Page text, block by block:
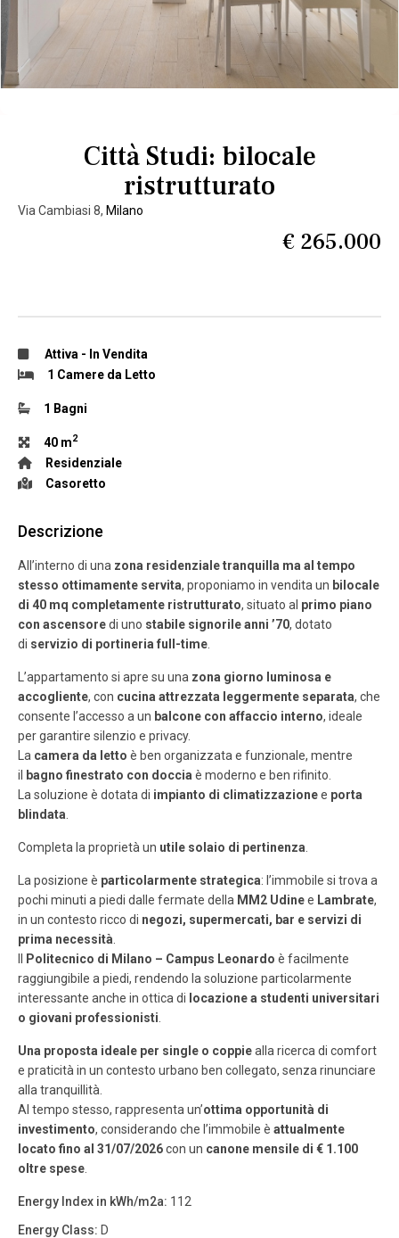
Città Studi: bilocale
ristrutturato
Via Cambiasi 8, Milano
€ 265.000
Attiva - In Vendita
1 Camere da Letto
1 Bagni
40 m2
Residenziale
Casoretto
Descrizione
All’interno di una zona residenziale tranquilla ma al tempo
stesso ottimamente servita, proponiamo in vendita un bilocale
di 40 mq completamente ristrutturato, situato al primo piano
con ascensoredi uno stabile signorile anni ’70, dotato
di servizio di portineria full-time
L’appartamento si apre su una zona giorno luminosa e
accogliente, con cucina attrezzata leggermente separata, che
consente l’accesso a un balcone con affaccio interno, ideale
per garantire silenzio e privacy.
La camera da letto è ben organizzata e funzionale, mentre
il bagno finestrato con doccia è moderno e ben rifinito.
La soluzione è dotata di impianto di climatizzazionee porta
blindata
Completa la proprietà un utile solaio di pertinenza
La posizione è particolarmente strategica: l’immobile si trova a
pochi minuti a piedi dalle fermate della MM2 Udinee Lambrate,
in un contesto ricco di negozi, supermercati, bar e servizi di
prima necessità
Il Politecnico di Milano – Campus Leonardo è facilmente
raggiungibile a piedi, rendendo la soluzione particolarmente
interessante anche in ottica di locazione a studenti universitari
o giovani professionisti
Una proposta ideale per single o coppiealla ricerca di comfort
e praticità in un contesto urbano ben collegato, senza rinunciare
alla tranquillità.
Al tempo stesso, rappresenta un’ottima opportunità di
investimento, considerando che l’immobile è attualmente
locato fino al 31/07/2026con un canone mensile di € 1.100
oltre spese
Energy Index in kWh/m2a: 112
Energy Class: D